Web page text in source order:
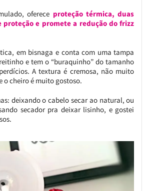
oferece proteção térmica, duas
proteção e promete a redução do frizz
em bisnaga e conta com uma tampa
e tem o “buraquinho” do tamanho
A textura é cremosa, não muito
o cheiro é muito gostoso.
deixando o cabelo secar ao natural, ou
secador pra deixar lisinho, e gostei